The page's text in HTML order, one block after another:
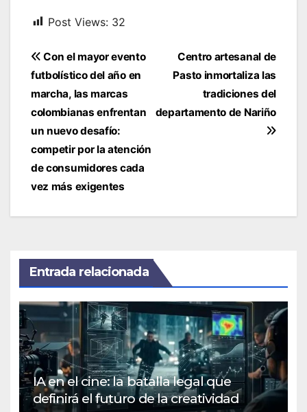
Post Views: 32
Navegación
de
entradas
Centro artesanal de
Pasto inmortaliza las
tradiciones del
departamento de Nariño
Con el mayor evento
futbolístico del año en
marcha, las marcas
colombianas enfrentan
un nuevo desafío:
competir por la atención
de consumidores cada
vez más exigentes
Entrada relacionada
IA en el cine: la batalla legal que
definirá el futuro de la creatividad